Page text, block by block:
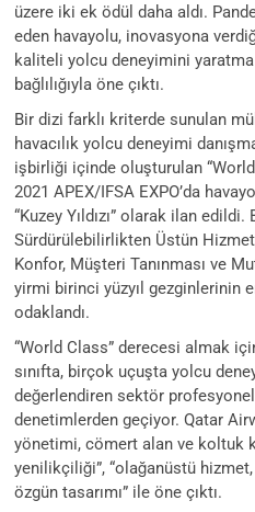
üzere iki ek ödül daha aldı.
eden havayolu, inovasyona
kaliteli yolcu deneyimini
bağlılığıyla öne çıktı.
Bir dizi farklı kriterde sunulan
havacılık yolcu deneyimi
işbirliği içinde oluşturulan
2021 APEX/IFSA EXPO’da
“Kuzey Yıldızı” olarak ilan
Sürdürülebilirlikten Üstün
Konfor, Müşteri Tanınması ve
yirmi birinci yüzyıl gezginlerinin
odaklandı.
“World Class” derecesi almak
sınıfta, birçok uçuşta yolcu
değerlendiren sektör
denetimlerden geçiyor. Qatar
yönetimi, cömert alan ve koltuk
yenilikçiliği”, “olağanüstü
özgün tasarımı” ile öne çıktı.